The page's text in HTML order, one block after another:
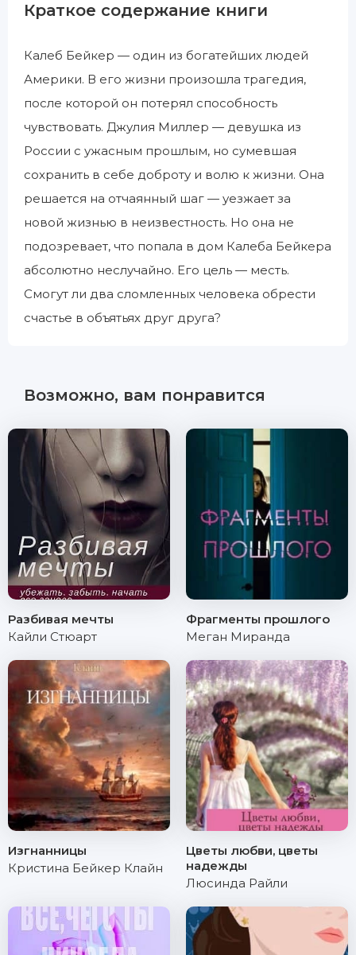
Краткое содержание книги
Калеб Бейкер — один из богатейших людей
Америки. В его жизни произошла трагедия,
после которой он потерял способность
чувствовать. Джулия Миллер — девушка из
России с ужасным прошлым, но сумевшая
сохранить в себе доброту и волю к жизни. Она
решается на отчаянный шаг — уезжает за
новой жизнью в неизвестность. Но она не
подозревает, что попала в дом Калеба Бейкера
абсолютно неслучайно. Его цель — месть.
Смогут ли два сломленных человека обрести
счастье в объятьях друг друга?
Возможно, вам понравится
Разбивая мечты
Кайли Стюарт
Фрагменты прошлого
Меган Миранда
Изгнанницы
Кристина Бейкер Клайн
Цветы любви, цветы
надежды
Люсинда Райли